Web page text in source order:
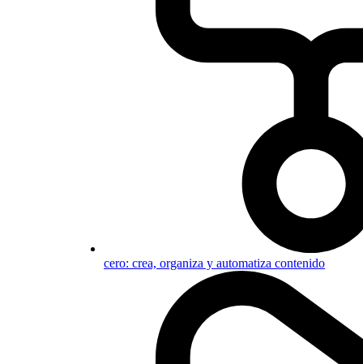
cero: crea, organiza y automatiza contenido